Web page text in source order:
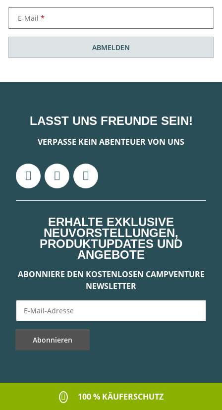
E-Mail
ABMELDEN
LASST UNS FREUNDE SEIN!
VERPASSE KEIN ABENTEUER VON UNS
ERHALTE EXKLUSIVE
NEUVORSTELLUNGEN,
PRODUKTUPDATES UND
ANGEBOTE
ABONNIERE DEN KOSTENLOSEN CAMPVENTURE
NEWSLETTER
Abonnieren
100 % KÄUFERSCHUTZ